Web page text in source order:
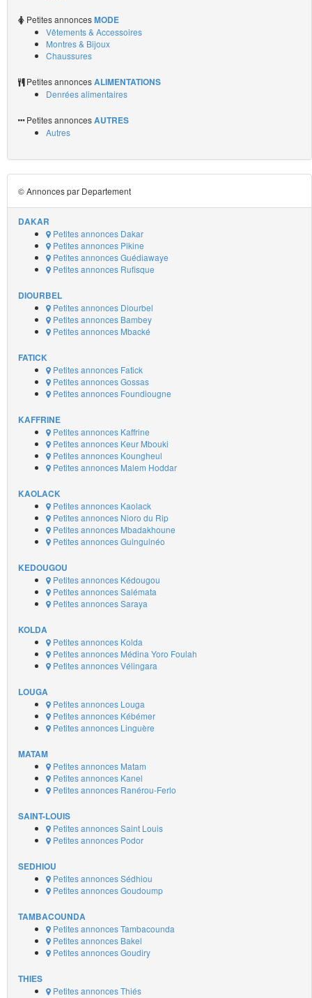
Petites annoncesMODE
Vêtements & Accessoires
Montres & Bijoux
Chaussures
Petites annoncesALIMENTATIONS
Denrées alimentaires
Petites annoncesAUTRES
Autres
© Annonces par Departement
DAKAR
Petites annonces Dakar
Petites annonces Pikine
Petites annonces Guédiawaye
Petites annonces Rufisque
DIOURBEL
Petites annonces Diourbel
Petites annonces Bambey
Petites annonces Mbacké
FATICK
Petites annonces Fatick
Petites annonces Gossas
Petites annonces Foundiougne
KAFFRINE
Petites annonces Kaffrine
Petites annonces Keur Mbouki
Petites annonces Koungheul
Petites annonces Malem Hoddar
KAOLACK
Petites annonces Kaolack
Petites annonces Nioro du Rip
Petites annonces Mbadakhoune
Petites annonces Guinguinéo
KEDOUGOU
Petites annonces Kédougou
Petites annonces Salémata
Petites annonces Saraya
KOLDA
Petites annonces Kolda
Petites annonces Médina Yoro Foulah
Petites annonces Vélingara
LOUGA
Petites annonces Louga
Petites annonces Kébémer
Petites annonces Linguère
MATAM
Petites annonces Matam
Petites annonces Kanel
Petites annonces Ranérou-Ferlo
SAINT-LOUIS
Petites annonces Saint Louis
Petites annonces Podor
SEDHIOU
Petites annonces Sédhiou
Petites annonces Goudoump
TAMBACOUNDA
Petites annonces Tambacounda
Petites annonces Bakel
Petites annonces Goudiry
THIES
Petites annonces Thiés